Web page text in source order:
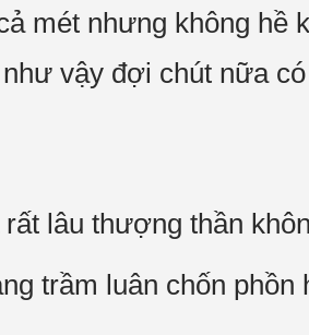
mét nhưng không hề
vậy đợi chút nữa
lâu thượng thần
trầm luân chốn phồn